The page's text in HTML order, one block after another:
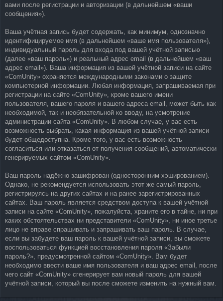
вами после регистрации и авторизации (в дальнейшем «ваши
сообщения»).
Ваша учётная запись будет содержать, как минимум, однозначно
идентифицируемое имя (в дальнейшем «ваше имя пользователя»),
индивидуальный пароль для входа под вашей учётной записью
(далее «ваш пароль») и реальный адрес email (в дальнейшем «ваш
адрес email»). Ваша информация из вашей учётной записи на сайте
«ComUnity» охраняется международными законами о защите
компьютерной информации. Любая информация, запрашиваемая при
регистрации на сайте «ComUnity», кроме вашего имени
пользователя, вашего пароля и вашего адреса email, может быть как
необходимой, так и необязательной ко вводу, на усмотрение
администрации сайта «ComUnity». В любом случае, у вас есть
возможность выбрать, какая информация из вашей учётной записи
будет общедоступна. Кроме того, у вас есть возможность
согласиться или отказаться от получения сообщений, автоматически
генерируемых сайтом «ComUnity».
Ваш пароль надёжно зашифрован (односторонним хэшированием).
Однако, не рекомендуется использовать этот же самый пароль,
регистрируясь на других сайтах и на ранее зарегистрированных
сайтах. Ваш пароль является средством доступа к вашей учётной
записи на сайте «ComUnity», пожалуйста, храните его в тайне, ни при
каких обстоятельствах ни представители «ComUnity», ни иное третье
лицо не вправе спрашивать и запрашивать ваш пароль. В случае,
если вы забудете ваш пароль к вашей учётной записи, вы сможете
воспользоваться функцией восстановления пароля «Забыли
пароль?», предусмотренной сайтом «ComUnity». Вам будет
необходимо ввести ваше имя пользователя и ваш адрес email, после
чего сайт «ComUnity» сгенерирует вам новый пароль для вашей
учётной записи, который вы после сможете изменить на нужный вам.